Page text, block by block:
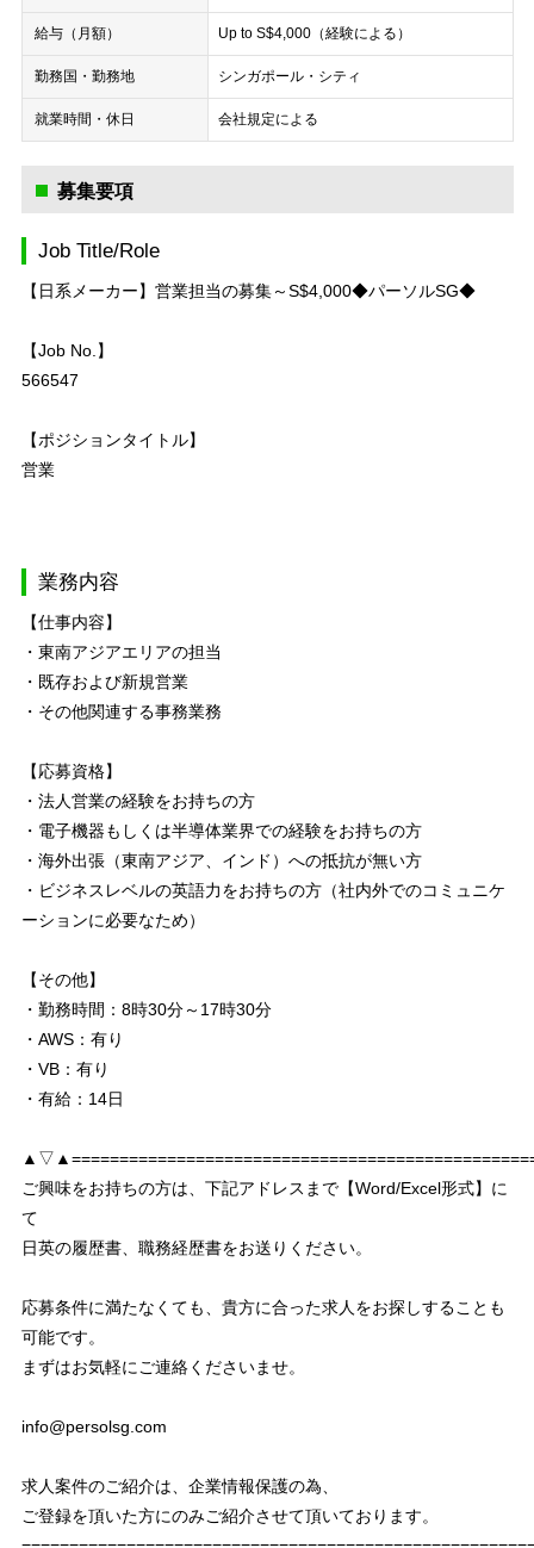
給与（月額） Up to S$4,000（経験による）
勤務国・勤務地 シンガポール・シティ
就業時間・休日 会社規定による
募集要項
Job Title/Role
【日系メーカー】営業担当の募集～S$4,000◆パーソルSG◆
【Job No.】
566547
【ポジションタイトル】
営業
業務内容
【仕事内容】
・東南アジアエリアの担当
・既存および新規営業
・その他関連する事務業務
【応募資格】
・法人営業の経験をお持ちの方
・電子機器もしくは半導体業界での経験をお持ちの方
・海外出張（東南アジア、インド）への抵抗が無い方
・ビジネスレベルの英語力をお持ちの方（社内外でのコミュニケ
ーションに必要なため）
【その他】
・勤務時間：8時30分～17時30分
・AWS：有り
・VB：有り
・有給：14日
ご興味をお持ちの方は、下記アドレスまで【Word/Excel形式】に
て
日英の履歴書、職務経歴書をお送りください。
応募条件に満たなくても、貴方に合った求人をお探しすることも
可能です。
まずはお気軽にご連絡くださいませ。
info@persolsg.com
求人案件のご紹介は、企業情報保護の為、
ご登録を頂いた方にのみご紹介させて頂いております。